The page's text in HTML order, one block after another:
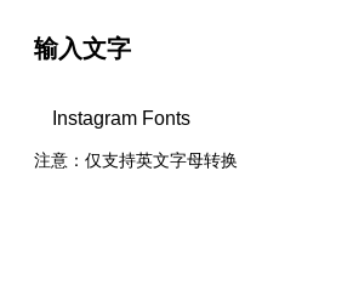
输入文字
注意：仅支持英文字母转换